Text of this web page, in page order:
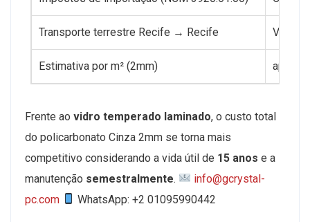
Transporte terrestre Recife → Recife
Estimativa por m² (2mm) aprox.
Frente ao vidro temperado laminado, o custo total
do policarbonato Cinza 2mm se torna mais
competitivo considerando a vida útil de 15 anos e a
manutenção semestralmente.
info@gcrystal-
pc.com
WhatsApp: +2 01095990442